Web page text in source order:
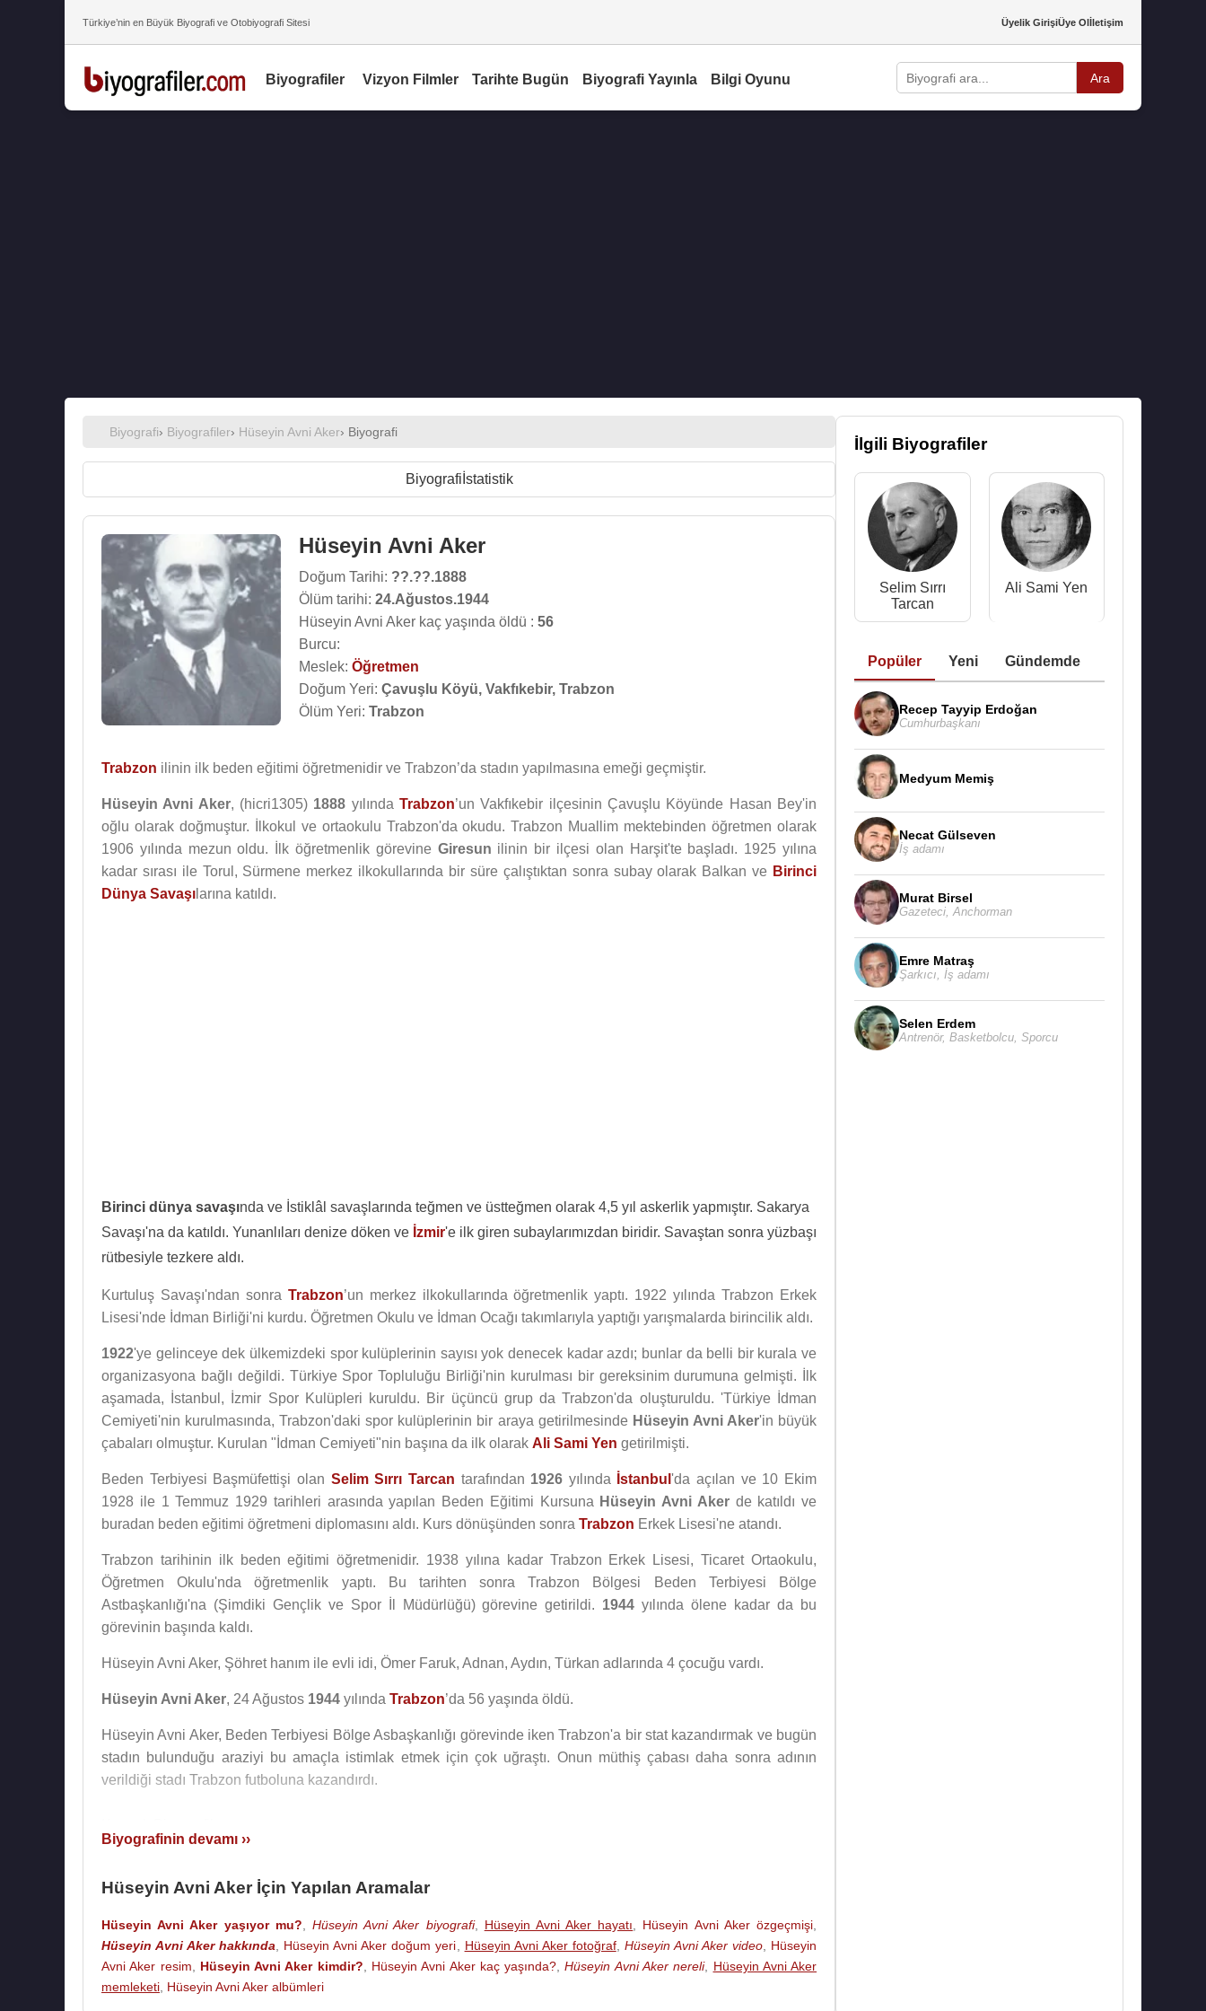
Türkiye’nin en Büyük Biyografi ve Otobiyografi Sitesi Üyelik GirişiÜye Olİletişim
Biyografiler Vizyon Filmler Tarihte Bugün Biyografi Yayınla Bilgi Oyunu Ara
Biyografi› Biyografiler› Hüseyin Avni Aker› Biyografi
Biyografi İstatistik
Hüseyin Avni Aker
Doğum Tarihi: ??.??.1888
Ölüm tarihi: 24.Ağustos.1944
Hüseyin Avni Aker kaç yaşında öldü : 56
Burcu:
Meslek: Öğretmen
Doğum Yeri: Çavuşlu Köyü, Vakfıkebir, Trabzon
Ölüm Yeri: Trabzon
Trabzon ilinin ilk beden eğitimi öğretmenidir ve Trabzon’da stadın yapılmasına emeği geçmiştir.
Hüseyin Avni Aker, (hicri1305) 1888 yılındaTrabzon’un Vakfıkebir ilçesinin Çavuşlu Köyünde Hasan Bey'in
oğlu olarak doğmuştur. İlkokul ve ortaokulu Trabzon'da okudu. Trabzon Muallim mektebinden öğretmen olarak
1906 yılında mezun oldu. İlk öğretmenlik görevine Giresun ilinin bir ilçesi olan Harşit'te başladı. 1925 yılına
kadar sırası ile Torul, Sürmene merkez ilkokullarında bir süre çalıştıktan sonra subay olarak Balkan ve Birinci
Dünya Savaşı larına katıldı.
Birinci dünya savaşında ve İstiklâl savaşlarında teğmen ve üstteğmen olarak 4,5 yıl askerlik yapmıştır. Sakarya
Savaşı'na da katıldı. Yunanlıları denize döken ve İzmir'e ilk giren subaylarımızdan biridir. Savaştan sonra yüzbaşı
rütbesiyle tezkere aldı.
Kurtuluş Savaşı'ndan sonra Trabzon’un merkez ilkokullarında öğretmenlik yaptı. 1922 yılında Trabzon Erkek
Lisesi'nde İdman Birliği'ni kurdu. Öğretmen Okulu ve İdman Ocağı takımlarıyla yaptığı yarışmalarda birincilik aldı.
1922'ye gelinceye dek ülkemizdeki spor kulüplerinin sayısı yok denecek kadar azdı; bunlar da belli bir kurala ve
organizasyona bağlı değildi. Türkiye Spor Topluluğu Birliği'nin kurulması bir gereksinim durumuna gelmişti. İlk
aşamada, İstanbul, İzmir Spor Kulüpleri kuruldu. Bir üçüncü grup da Trabzon'da oluşturuldu. 'Türkiye İdman
Cemiyeti'nin kurulmasında, Trabzon'daki spor kulüplerinin bir araya getirilmesinde Hüseyin Avni Aker'in büyük
çabaları olmuştur. Kurulan "İdman Cemiyeti"nin başına da ilk olarak Ali Sami Yen getirilmişti.
Beden Terbiyesi Başmüfettişi olan Selim Sırrı Tarcan tarafından 1926 yılında İstanbul 'da açılan ve 10 Ekim
1928 ile 1 Temmuz 1929 tarihleri arasında yapılan Beden Eğitimi Kursuna Hüseyin Avni Akerde katıldı ve
buradan beden eğitimi öğretmeni diplomasını aldı. Kurs dönüşünden sonra Trabzon Erkek Lisesi'ne atandı.
Trabzon tarihinin ilk beden eğitimi öğretmenidir. 1938 yılına kadar Trabzon Erkek Lisesi, Ticaret Ortaokulu,
Öğretmen Okulu'nda öğretmenlik yaptı. Bu tarihten sonra Trabzon Bölgesi Beden Terbiyesi Bölge
Astbaşkanlığı'na (Şimdiki Gençlik ve Spor İl Müdürlüğü) görevine getirildi. 1944 yılında ölene kadar da bu
görevinin başında kaldı.
Hüseyin Avni Aker, Şöhret hanım ile evli idi, Ömer Faruk, Adnan, Aydın, Türkan adlarında 4 çocuğu vardı.
Hüseyin Avni Aker, 24 Ağustos 1944 yılında Trabzon’da 56 yaşında öldü.
Hüseyin Avni Aker, Beden Terbiyesi Bölge Asbaşkanlığı görevinde iken Trabzon'a bir stat kazandırmak ve bugün
stadın bulunduğu araziyi bu amaçla istimlak etmek için çok uğraştı. Onun müthiş çabası daha sonra adının
verildiği stadı Trabzon futboluna kazandırdı.
Biyografinin devamı ››
Hüseyin Avni Aker İçin Yapılan Aramalar
Hüseyin Avni Aker yaşıyor mu? Hüseyin Avni Aker biyografi, Hüseyin Avni Aker hayatı Hüseyin Avni Aker özgeçmişi
Hüseyin Avni Aker hakkında
Hüseyin Avni Aker doğum yeri Hüseyin Avni Aker fotoğraf, Hüseyin Avni Aker video
Hüseyin
Avni Aker resim
Hüseyin Avni Aker kimdir? Hüseyin Avni Aker kaç yaşında? ,Hüseyin Avni Aker nereli, Hüseyin Avni Aker
memleketi Hüseyin Avni Aker albümleri
İlgili Biyografiler
Selim Sırrı
Tarcan
Ali Sami Yen
Popüler Yeni Gündemde
Recep Tayyip Erdoğan
Cumhurbaşkanı
Medyum Memiş
Necat Gülseven
İş adamı
Murat Birsel
Gazeteci Anchorman
Emre Matraş
Şarkıcı İş adamı
Selen Erdem
Antrenör, Basketbolcu Sporcu